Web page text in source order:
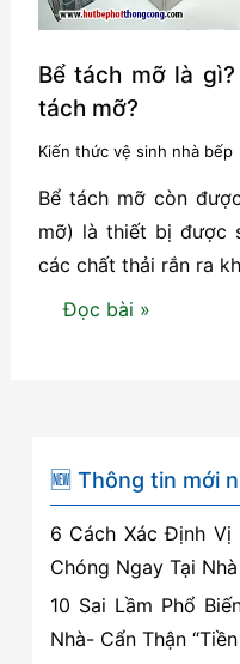
Bể tách mỡ là
tách mỡ?
Kiến thức vệ sinh nhà bếp
Bể tách mỡ còn
mỡ) là thiết bị được
các chất thải rắn ra
Bể
Vì
sao
nên
sử
dụng
bể
Đọc bài »
🆕 Thông tin mới
6 Cách Xác Định Vị
Chóng Ngay Tại Nhà
10 Sai Lầm Phổ
Nhà- Cẩn Thận